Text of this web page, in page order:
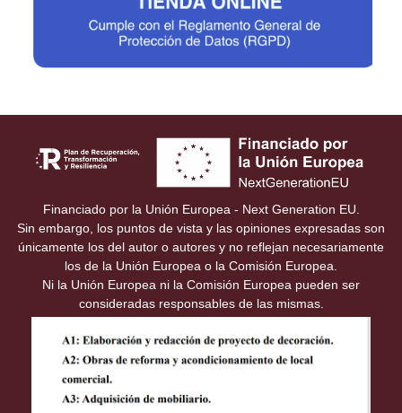
Financiado por la Unión Europea - Next Generation EU.
Sin embargo, los puntos de vista y las opiniones expresadas son
únicamente los del autor o autores y no reflejan necesariamente
los de la Unión Europea o la Comisión Europea.
Ni la Unión Europea ni la Comisión Europea pueden ser
consideradas responsables de las mismas.